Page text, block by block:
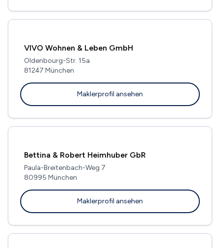
VIVO Wohnen & Leben GmbH
Oldenbourg-Str. 15a
81247 München
Maklerprofil ansehen
Bettina & Robert Heimhuber GbR
Paula-Breitenbach-Weg 7
80995 München
Maklerprofil ansehen